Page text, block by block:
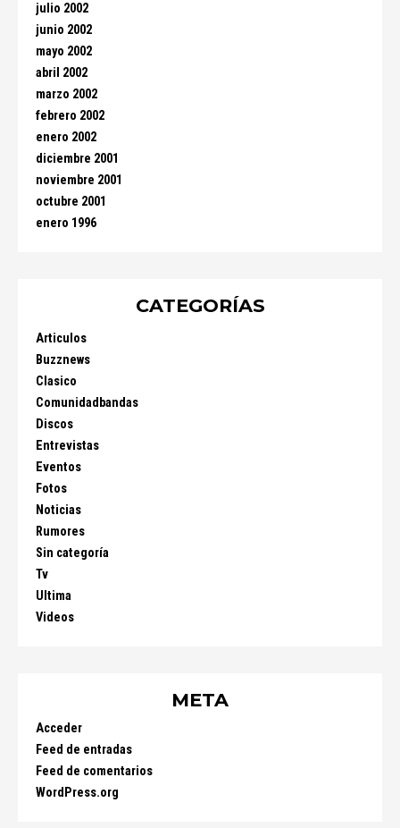
julio 2002
junio 2002
mayo 2002
abril 2002
marzo 2002
febrero 2002
enero 2002
diciembre 2001
noviembre 2001
octubre 2001
enero 1996
CATEGORÍAS
Articulos
Buzznews
Clasico
Comunidadbandas
Discos
Entrevistas
Eventos
Fotos
Noticias
Rumores
Sin categoría
Tv
Ultima
Videos
META
Acceder
Feed de entradas
Feed de comentarios
WordPress.org